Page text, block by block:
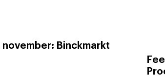
november: Binckmarkt